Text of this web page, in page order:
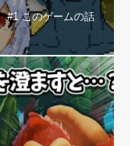
このゲームの話